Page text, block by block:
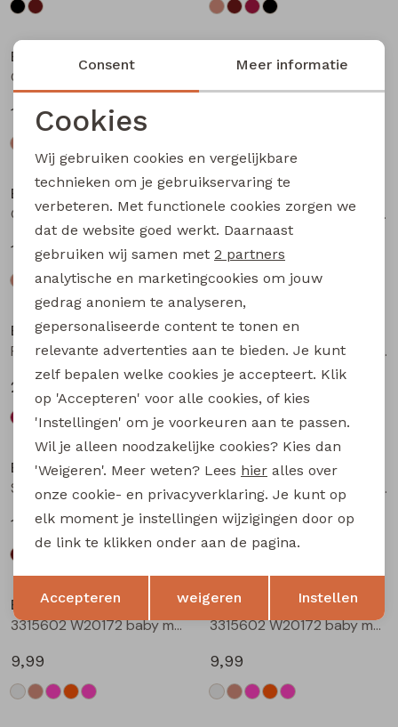
Bakkaboe
12,99
Bakkaboe
Bakkaboe
Olivia baby W20243 baby meisjes T-shirt lm Zwart
12,99
Bakkaboe
Fenda baby W20261 baby meisjes denim jack Wijnrood
24,99
Bakkaboe
Fenda baby W20261 baby meisjes denim jack Zand
24,99
Bakkaboe
Sarra baby W20228 baby meisjes lange broek Bruin donker
12,99
Bakkaboe
Sarra baby W20228 baby meisjes lange broek Wijnrood
12,99
Bakkaboe
Sarra baby W20228 baby meisjes lange broek Zwart
12,99
Bakkaboe
3315602 W20172 baby meisjes T-shirt lm Cream
9,99
Bakkaboe
3315602 W20172 baby meisjes T-shirt lm Taupe
9,99
Noodzakelijke cookies
Analytische cookies
Marketing cookies
Terug Opslaan
Consent Meer informatie
Cookies
Wij gebruiken cookies en vergelijkbare
technieken om je gebruikservaring te
verbeteren. Met functionele cookies zorgen we
dat de website goed werkt. Daarnaast
gebruiken wij samen met 2 partners
analytische en marketingcookies om jouw
gedrag anoniem te analyseren,
gepersonaliseerde content te tonen en
relevante advertenties aan te bieden. Je kunt
zelf bepalen welke cookies je accepteert. Klik
op 'Accepteren' voor alle cookies, of kies
'Instellingen' om je voorkeuren aan te passen.
Wil je alleen noodzakelijke cookies? Kies dan
'Weigeren'. Meer weten? Lees hier alles over
onze cookie- en privacyverklaring. Je kunt op
elk moment je instellingen wijzigingen door op
de link te klikken onder aan de pagina.
Accepteren weigeren Instellen